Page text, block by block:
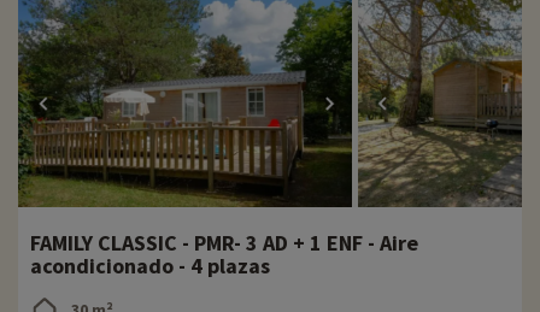
FAMILY CLASSIC - PMR- 3 AD + 1 ENF - Aire
acondicionado - 4 plazas